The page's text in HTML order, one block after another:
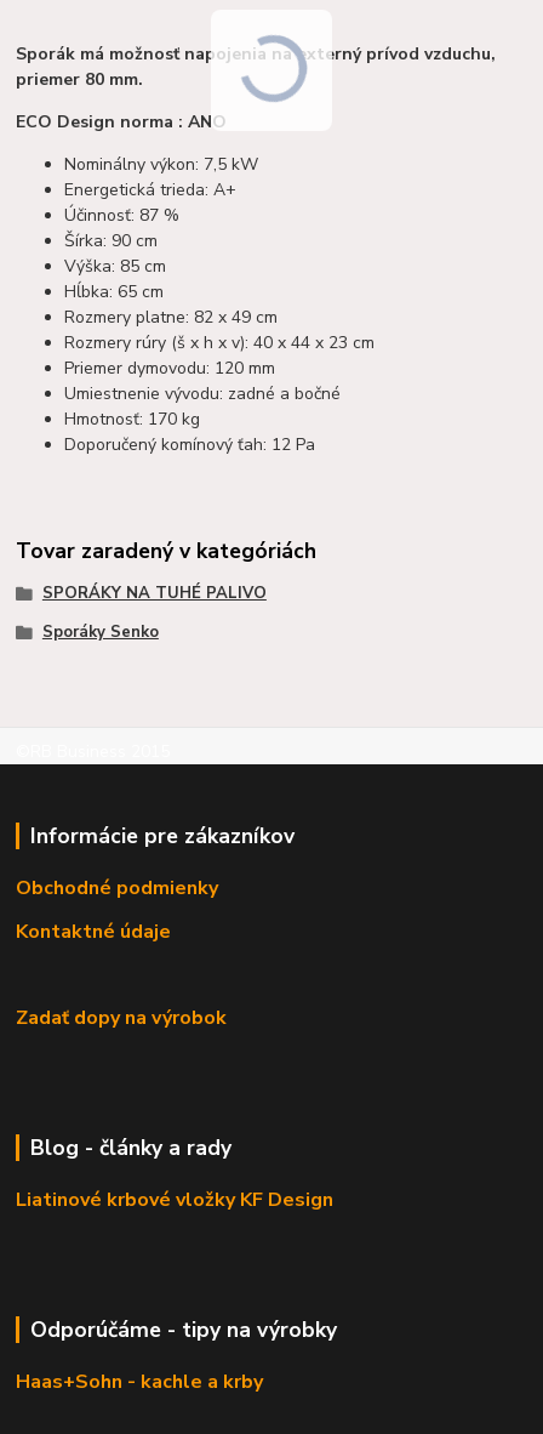
Sporák má možnosť napojenia na externý prívod vzduchu,
priemer 80 mm.
ECO Design norma : ANO
Nominálny výkon: 7,5 kW
Energetická trieda: A+
Účinnosť: 87 %
Šírka: 90 cm
Výška: 85 cm
Hĺbka: 65 cm
Rozmery platne: 82 x 49 cm
Rozmery rúry (š x h x v): 40 x 44 x 23 cm
Priemer dymovodu: 120 mm
Umiestnenie vývodu: zadné a bočné
Hmotnosť: 170 kg
Doporučený komínový ťah: 12 Pa
Tovar zaradený v kategóriách
SPORÁKY NA TUHÉ PALIVO
Sporáky Senko
Informácie pre zákazníkov
Obchodné podmienky
Kontaktné údaje
Zadať dopy na výrobok
Blog - články a rady
Liatinové krbové vložky KF Design
Odporúčáme - tipy na výrobky
Haas+Sohn - kachle a krby